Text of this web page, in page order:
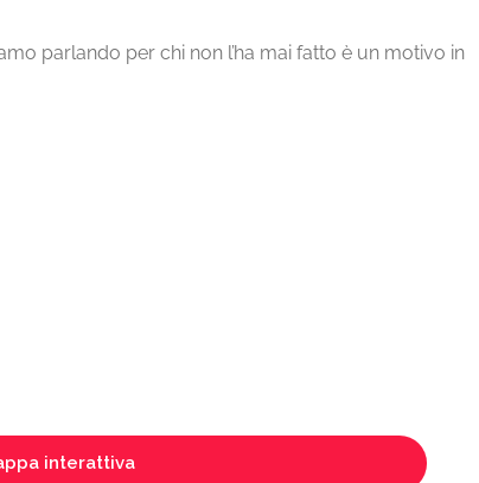
parlando per chi non l’ha mai fatto è un motivo in
interattiva